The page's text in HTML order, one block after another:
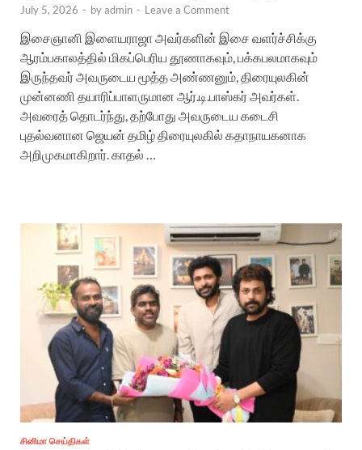
July 5, 2026 - byadmin - Leave a Comment
இசைஞானி இளையராஜா அவர்களின் இசை வளர்ச்சிக்கு
ஆரம்பகாலத்தில் மிகப்பெரிய தூணாகவும், பக்கபலமாகவும்
இருந்தவர் அவருடைய மூத்த அண்ணனும், திரையுலகின்
முன்னணி தயாரிப்பாளருமான ஆர்.டி.பாஸ்கர் அவர்கள்.
அவரைத் தொடர்ந்து, தற்போது அவருடைய கடைசி
புதல்வனான ஜெயன் தமிழ் திரையுலகில் கதாநாயகனாக
அறிமுகமாகிறார். காதல் …
சினிமா செய்திகள்